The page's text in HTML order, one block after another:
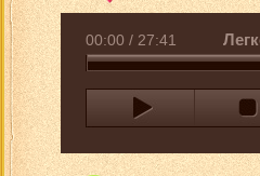
00:00 / 27:41